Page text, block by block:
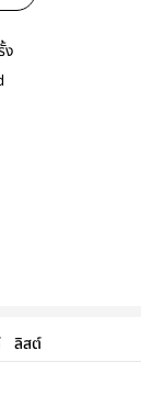
ง
ลิสต์